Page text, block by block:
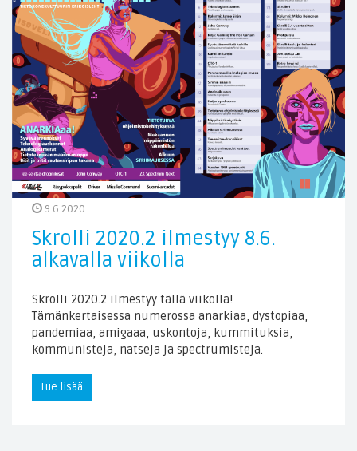
9.6.2020
Skrolli 2020.2 ilmestyy 8.6.
alkavalla viikolla
Skrolli 2020.2 ilmestyy tällä viikolla!
Tämänkertaisessa numerossa anarkiaa, dystopiaa,
pandemiaa, amigaaa, uskontoja, kummituksia,
kommunisteja, natseja ja spectrumisteja.
Lue lisää